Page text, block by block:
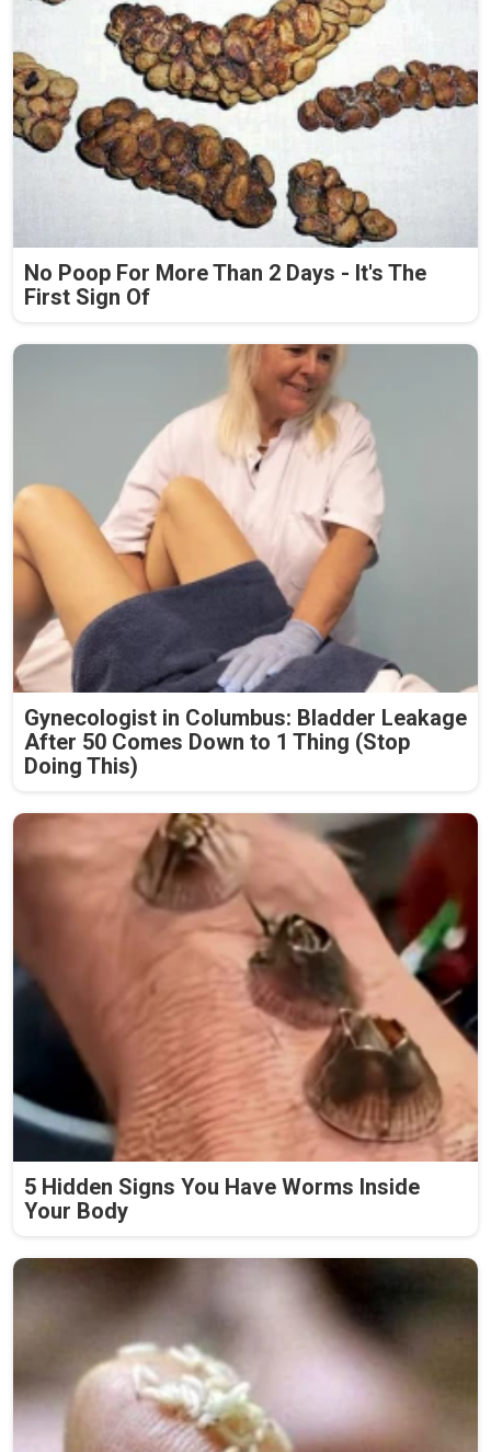
No Poop For More Than 2 Days - It's The
First Sign Of
Gynecologist in Columbus: Bladder Leakage
After 50 Comes Down to 1 Thing (Stop
Doing This)
5 Hidden Signs You Have Worms Inside
Your Body